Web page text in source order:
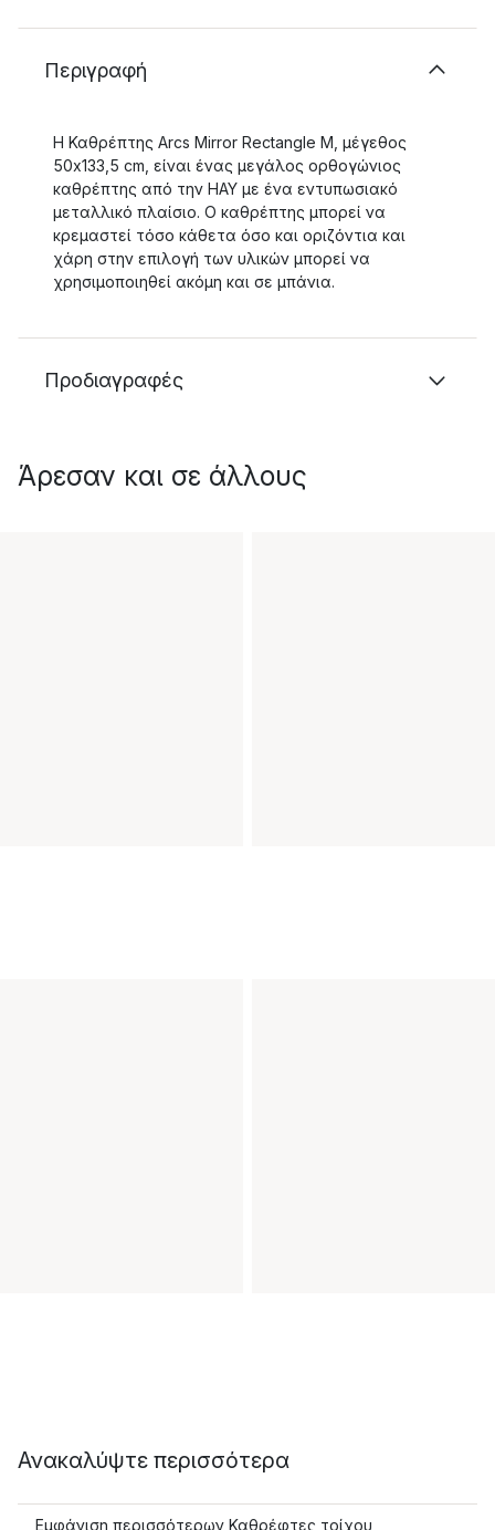
Περιγραφή
Η Καθρέπτης Arcs Mirror Rectangle M, μέγεθος
50x133,5 cm, είναι ένας μεγάλος ορθογώνιος
καθρέπτης από την HAY με ένα εντυπωσιακό
μεταλλικό πλαίσιο. Ο καθρέπτης μπορεί να
κρεμαστεί τόσο κάθετα όσο και οριζόντια και
χάρη στην επιλογή των υλικών μπορεί να
χρησιμοποιηθεί ακόμη και σε μπάνια.
Προδιαγραφές
Άρεσαν και σε άλλους
Ανακαλύψτε περισσότερα
Εμφάνιση περισσότερων Καθρέφτες τοίχου